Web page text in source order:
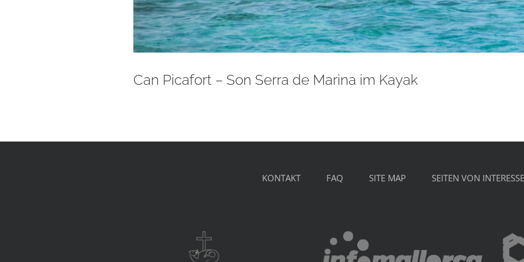
Can Picafort – Son Serra de Marina im Kayak
KONTAKT FAQ SITE MAP SEITEN VON INTERESSE